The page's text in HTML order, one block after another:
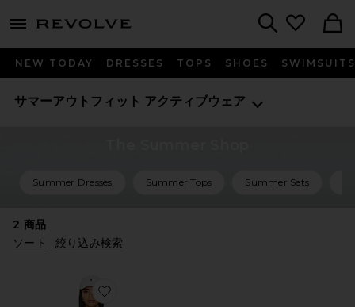
menu - shows more content
NEW TODAY DRESSES TOPS SHOES SWIMSUITS
サマーアウトフィット アクティブウェア
Summer Dresses Summer Tops Summer Sets
2 商品
ソート
絞り込み検索
Favorite FP MOVEMENT HOT SHOT ミニ